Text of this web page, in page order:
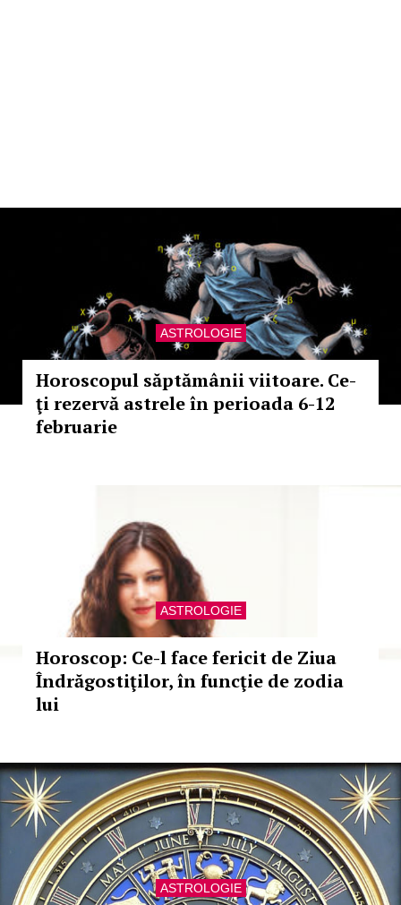
ASTROLOGIE
Horoscopul săptămânii viitoare. Ce-
ţi rezervă astrele în perioada 6-12
februarie
ASTROLOGIE
Horoscop: Ce-l face fericit de Ziua
Îndrăgostiţilor, în funcţie de zodia
lui
ASTROLOGIE